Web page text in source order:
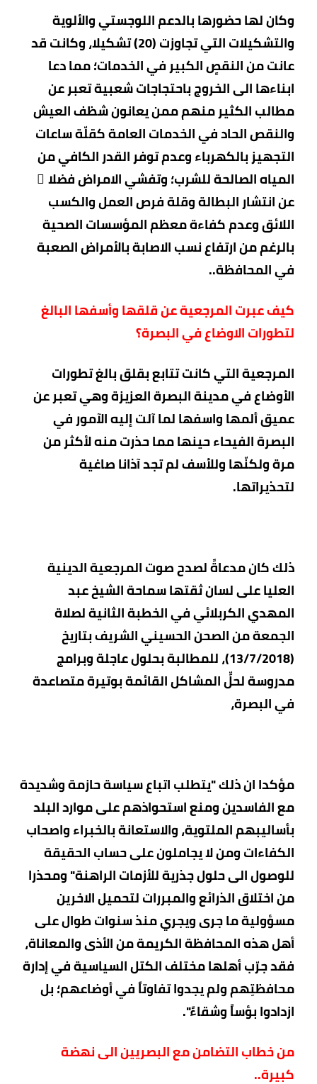
وكان لها حضورها بالدعم اللوجستي والألوية
والتشكيلات التي تجاوزت (20) تشكيلا، وكانت قد
عانت من النقصٍ الكبير في الخدمات؛ مما دعا
ابناءها الى الخروج باحتجاجات شعبية تعبر عن
مطالب الكثير منهم ممن يعانون شظف العيش
والنقص الحاد في الخدمات العامة كقلّة ساعات
التجهيز بالكهرباء وعدم توفر القدر الكافي من
المياه الصالحة للشرب؛ وتفشي الامراض فضلا ً
عن انتشار البطالة وقلة فرص العمل والكسب
اللائق وعدم كفاءة معظم المؤسسات الصحية
بالرغم من ارتفاع نسب الاصابة بالأمراض الصعبة
في المحافظة..
كيف عبرت المرجعية عن قلقها وأسفها البالغ
لتطورات الاوضاع في البصرة؟
المرجعية التي كانت تتابع بقلق بالغ تطورات
الأوضاع في مدينة البصرة العزيزة وهي تعبر عن
عميق ألمها واسفها لما آلت إليه الآمور في
البصرة الفيحاء حينها مما حذرت منه لأكثر من
مرة ولكنّها وللأسف لم تجد آذانا صاغية
لتحذيراتها.
ذلك كانمدعاةً لصدح صوت المرجعية الدينية
العليا على لسان ثقتها سماحة الشيخ عبد
المهدي الكربلائي في الخطبة الثانية لصلاة
الجمعة من الصحن الحسيني الشريف بتاريخ
(13/7/2018)، للمطالبة بحلول عاجلة وبرامج
مدروسة لحلِّ المشاكل القائمة بوتيرة متصاعدة
في البصرة،
مؤكدا ان ذلك "يتطلب اتباع سياسة حازمة وشديدة
مع الفاسدين ومنع استحواذهم على موارد البلد
بأساليبهم الملتوية، والاستعانة بالخبراء واصحاب
الكفاءات ومن لا يجاملون على حساب الحقيقة
للوصول الى حلول جذرية للأزمات الراهنة" ومحذرا
من اختلاق الذرائع والمبررات لتحميل الاخرين
مسؤولية ما جرى ويجري منذ سنوات طوال على
أهل هذه المحافظة الكريمة من الأذى والمعاناة،
فقد جرّب أهلها مختلف الكتل السياسية في إدارة
محافظتِهم ولم يجدوا تفاوتاً في أوضاعهم؛ بل
ازدادوا بؤساً وشقاءً".
من خطاب التضامن مع البصريين الى نهضة
كبيرة..